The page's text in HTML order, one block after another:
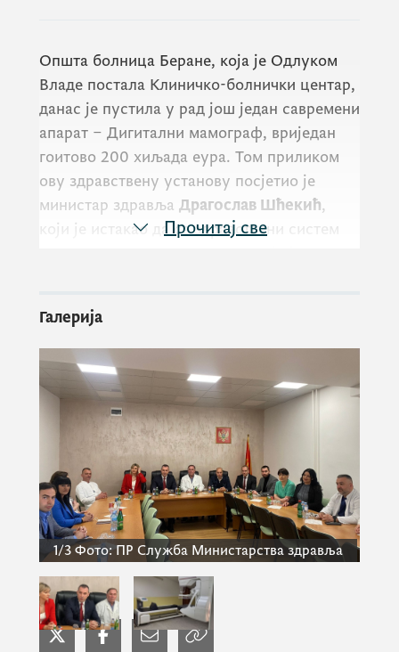
Општа болница Беране, која је Одлуком
Владе постала Клиничко-болнички центар,
данас је пустила у рад још један савремени
апарат – Дигитални мамограф, вриједан
гоитово 200 хиљада еура. Том приликом
ову здравствену установу посјетио је
министар здравља Драгослав Шћекић,
који је истакао да се здравствени систем
нашим пацијентима и олакшава рад
здравственим радницима. Он је изразио
задовољство што ће набавком
најсавременијег дигиталног апарата ова
здравствена установа, поред стручних
кадрова који у њој раде, оправдати
очекивања Клиничко-болничког центра.
Министар Шћекић је казао да ће
здравствени радници у беранском
Клиничко-болничком центру, имати
могућност да на новој дијагностичкој
опреми обављају прегледе много
Прочитај све
Галерија
1/3Фото:ПР Служба Министарства здравља